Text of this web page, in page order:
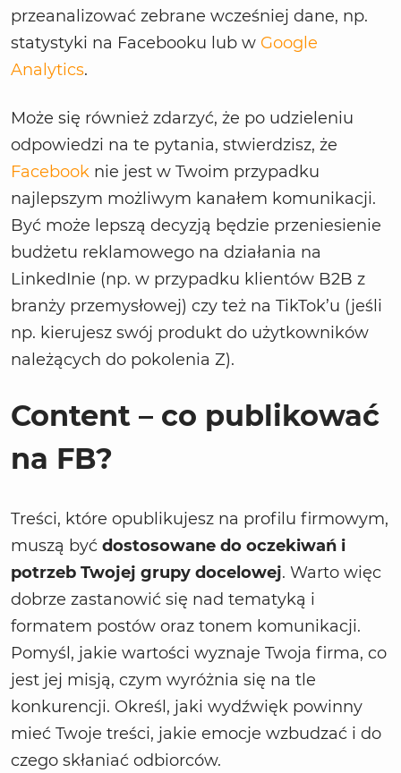
przeanalizować zebrane wcześniej dane, np.
statystyki na Facebooku lub w Google
Analytics.
Może się również zdarzyć, że po udzieleniu
odpowiedzi na te pytania, stwierdzisz, że
Facebook nie jest w Twoim przypadku
najlepszym możliwym kanałem komunikacji.
Być może lepszą decyzją będzie przeniesienie
budżetu reklamowego na działania na
LinkedInie (np. w przypadku klientów B2B z
branży przemysłowej) czy też na TikTok’u (jeśli
np. kierujesz swój produkt do użytkowników
należących do pokolenia Z).
Content – co publikować
na FB?
Treści, które opublikujesz na profilu firmowym,
muszą być dostosowane do oczekiwań i
potrzeb Twojej grupy docelowej. Warto więc
dobrze zastanowić się nad tematyką i
formatem postów oraz tonem komunikacji.
Pomyśl, jakie wartości wyznaje Twoja firma, co
jest jej misją, czym wyróżnia się na tle
konkurencji. Określ, jaki wydźwięk powinny
mieć Twoje treści, jakie emocje wzbudzać i do
czego skłaniać odbiorców.